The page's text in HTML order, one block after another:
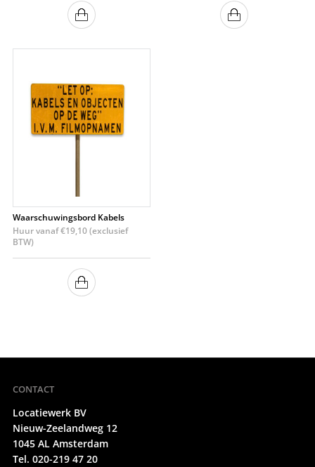
Waarschuwingsbord Kabels
Huur vanaf€19,10(exclusief
BTW)
CONTACT
Locatiewerk BV
Nieuw-Zeelandweg 12
1045 AL Amsterdam
Tel. 020-219 47 20